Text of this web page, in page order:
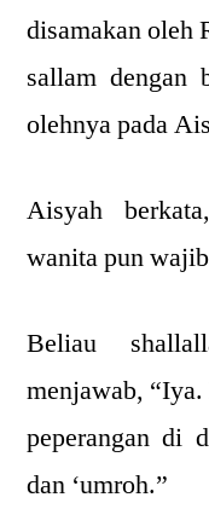
disamakan oleh
sallam dengan
olehnya pada
Aisyah
wanita pun
Beliau
menjawab,
peperangan di
dan ‘umroh.”